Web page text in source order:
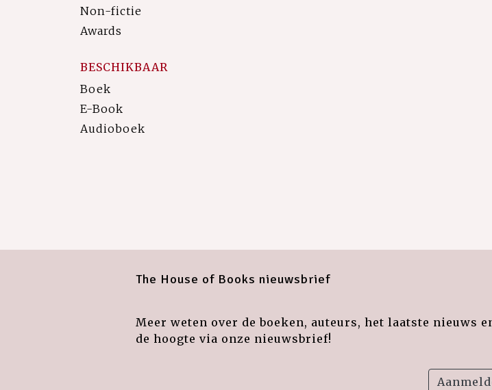
Non-fictie
Awards
BESCHIKBAAR
Boek
E-Book
Audioboek
The House of Books nieuwsbrief
Meer weten over de boeken, auteurs, het laatste nieuws
de hoogte via onze nieuwsbrief!